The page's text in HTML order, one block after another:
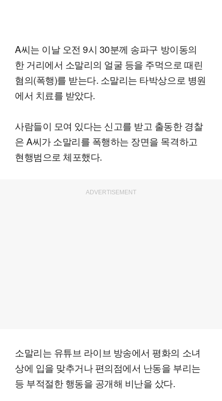
A씨는 이날 오전 9시 30분께 송파구 방이동의
한 거리에서 소말리의 얼굴 등을 주먹으로 때린
혐의(폭행)를 받는다. 소말리는 타박상으로 병원
에서 치료를 받았다.
사람들이 모여 있다는 신고를 받고 출동한 경찰
은 A씨가 소말리를 폭행하는 장면을 목격하고
현행범으로 체포했다.
ADVERTISEMENT
소말리는 유튜브 라이브 방송에서 평화의 소녀
상에 입을 맞추거나 편의점에서 난동을 부리는
등 부적절한 행동을 공개해 비난을 샀다.